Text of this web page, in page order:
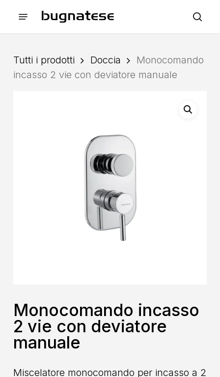
Menu
Tutti i prodotti Doccia
Monocomando
incasso 2 vie con deviatore manuale
Monocomando incasso
2 vie con deviatore
manuale
Miscelatore monocomando per incasso a 2